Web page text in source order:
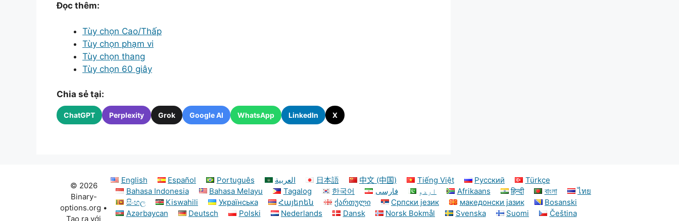
Đọc thêm:
Tùy chọn Cao/Thấp
Tùy chọn phạm vi
Tùy chọn thang
Tùy chọn 60 giây
Chia sẻ tại:
ChatGPT Perplexity Grok Google AI WhatsApp LinkedIn X
English Español Português العربية 日本語 中文 (中国) Tiếng Việt Русский
Türkçe
Bahasa Indonesia
Bahasa Melayu Tagalog 한국어 فارسی اردو Afrikaans हिन्दी বাংলা
ไทย
සිංහල
Kiswahili Українська Հայերեն ქართული Српски језик македонски јазик
Bosanski
Azərbaycan
Deutsch Polski Nederlands Dansk Norsk Bokmål Svenska Suomi
Čeština
© 2026
Binary-
options.org •
Tạo ra với